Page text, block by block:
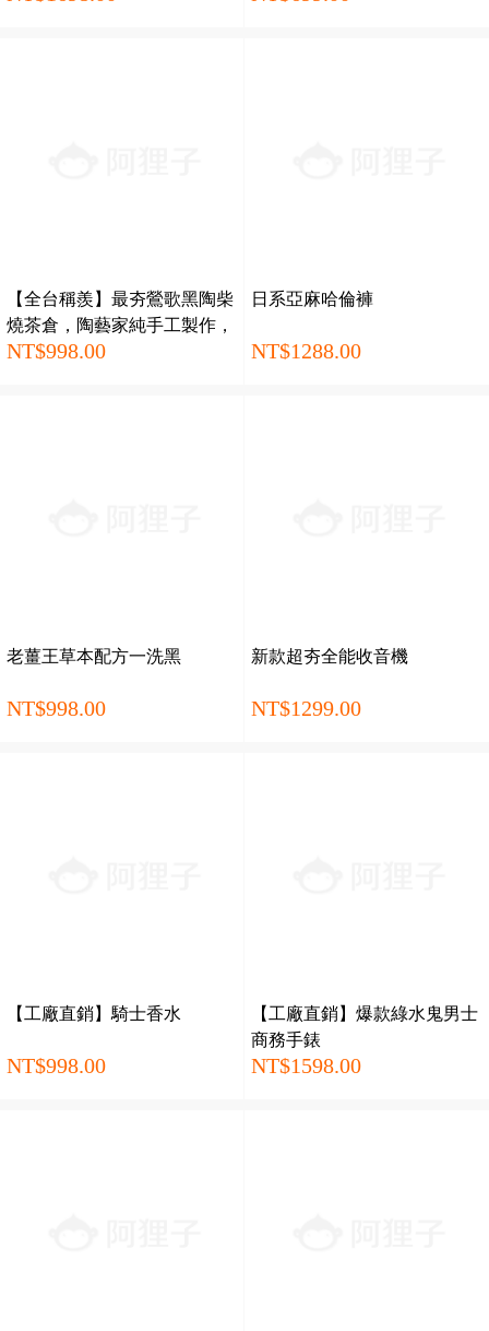
【全台稱羨】最夯鶯歌黑陶柴
燒茶倉，陶藝家純手工製作，
傳承柴燒工藝，古樸典雅，抑
NT$998.00
日系亞麻哈倫褲
NT$1288.00
老薑王草本配方一洗黑
NT$998.00
新款超夯全能收音機
NT$1299.00
【工廠直銷】騎士香水
NT$998.00
【工廠直銷】爆款綠水鬼男士
商務手錶
NT$1598.00